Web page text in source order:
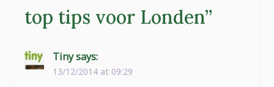
top tips voor Londen”
Tiny says:
13/12/2014 at 09:29